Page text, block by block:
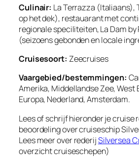
Culinair: La Terrazza (Italiaans),
op het dek), restauarant met
regionale speciliteiten, La Dam by
(seizoens gebonden en locale
Cruisesoort: Zeecruises
Vaargebied/bestemmingen:
Amerika, Middellandse Zee, West
Europa, Nederland, Amsterdam.
Lees of schrijf hieronder je cruise
beoordeling over cruiseschip
Lees meer over rederijSilversea
overzicht cruiseschepen)